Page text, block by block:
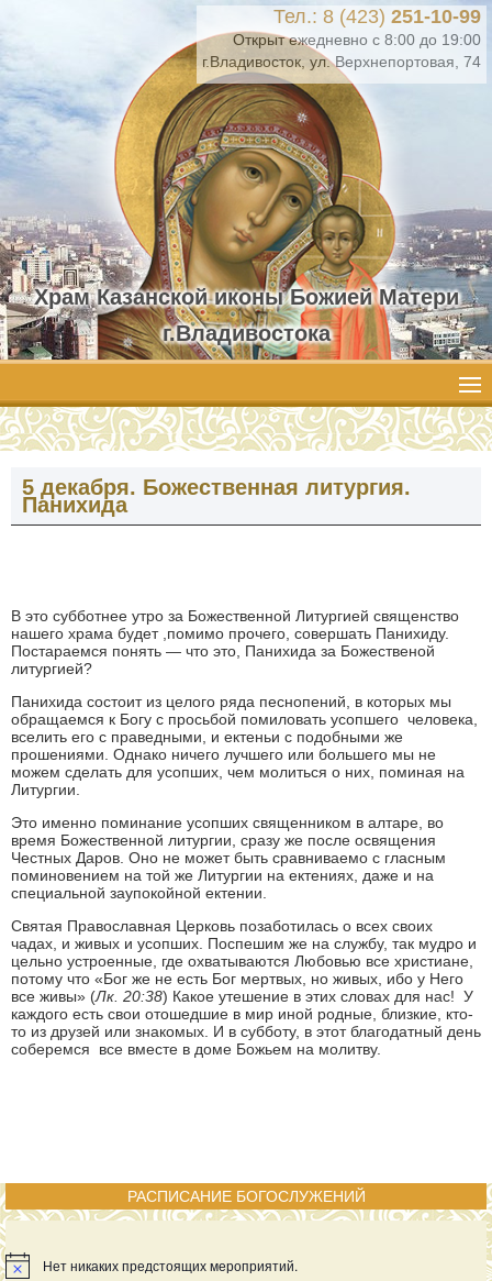
Тел.: 8 (423) 251-10-99
Открыт ежедневно с 8:00 до 19:00
г.Владивосток, ул. Верхнепортовая, 74
Храм Казанской иконы Божией Матери
г.Владивостока
5 декабря. Божественная литургия.
Панихида
В это субботнее утро за Божественной Литургией священство
нашего храма будет ,помимо прочего, совершать Панихиду.
Постараемся понять — что это, Панихида за Божественой
литургией?
Панихида состоит из целого ряда песнопений, в которых мы
обращаемся к Богу с просьбой помиловать усопшего человека,
вселить его с праведными, и ектеньи с подобными же
прошениями. Однако ничего лучшего или большего мы не
можем сделать для усопших, чем молиться о них, поминая на
Литургии.
Это именно поминание усопших священником в алтаре, во
время Божественной литургии, сразу же после освящения
Честных Даров. Оно не может быть сравниваемо с гласным
поминовением на той же Литургии на ектениях, даже и на
специальной заупокойной ектении.
Святая Православная Церковь позаботилась о всех своих
чадах, и живых и усопших. Поспешим же на службу, так мудро и
цельно устроенные, где охватываются Любовью все христиане,
потому что «Бог же не есть Бог мертвых, но живых, ибо у Него
все живы» (Лк. 20:38) Какое утешение в этих словах для нас! У
каждого есть свои отошедшие в мир иной родные, близкие, кто-
то из друзей или знакомых. И в субботу, в этот благодатный день
соберемся все вместе в доме Божьем на молитву.
РАСПИСАНИЕ БОГОСЛУЖЕНИЙ
Нет никаких предстоящих мероприятий.